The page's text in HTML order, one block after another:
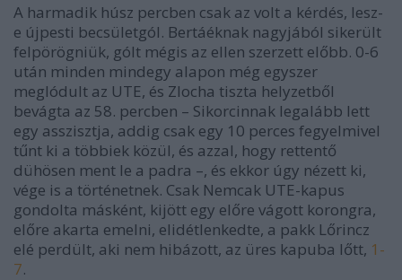
A harmadik húsz percben csak az volt a kérdés, lesz-
e újpesti becsületgól. Bertáéknak nagyjából sikerült
felpörögniük, gólt mégis az ellen szerzett előbb. 0-6
után minden mindegy alapon még egyszer
meglódult az UTE, és Zlocha tiszta helyzetből
bevágta az 58. percben – Sikorcinnak legalább lett
egy asszisztja, addig csak egy 10 perces fegyelmivel
tűnt ki a többiek közül, és azzal, hogy rettentő
dühösen ment le a padra –, és ekkor úgy nézett ki,
vége is a történetnek. Csak Nemcak UTE-kapus
gondolta másként, kijött egy előre vágott korongra,
előre akarta emelni, elidétlenkedte, a pakk Lőrincz
elé perdült, aki nem hibázott, az üres kapuba lőtt, 1-
7.